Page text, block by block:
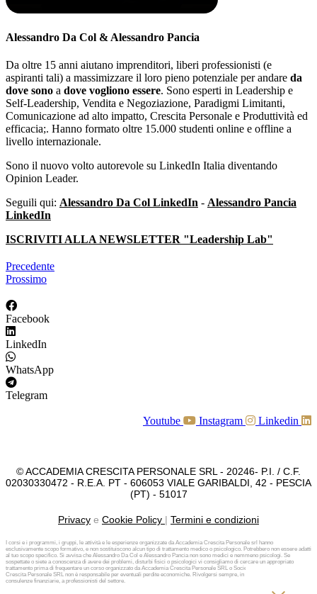
Alessandro Da Col & Alessandro Pancia
Da oltre 15 anni aiutano imprenditori, liberi professionisti (e
aspiranti tali) a massimizzare il loro pieno potenziale per andare da
dove sono a dove vogliono essere. Sono esperti in Leadership e
Self-Leadership, Vendita e Negoziazione, Paradigmi Limitanti,
Comunicazione ad alto impatto, Crescita Personale e Produttività ed
efficacia;. Hanno formato oltre 15.000 studenti online e offline a
livello internazionale.
Sono il nuovo volto autorevole su LinkedIn Italia diventando
Opinion Leader.
Seguili qui: Alessandro Da Col LinkedIn - Alessandro Pancia
LinkedIn
ISCRIVITI ALLA NEWSLETTER "Leadership Lab"
Precedente
Prossimo
Facebook
LinkedIn
WhatsApp
Telegram
Youtube Instagram Linkedin
© ACCADEMIA CRESCITA PERSONALE SRL - 20246- P.I. / C.F.
02030330472 - R.E.A. PT - 606053 VIALE GARIBALDI, 42 - PESCIA
(PT) - 51017
Privacy e Cookie Policy | Termini e condizioni
I corsi e i programmi, i gruppi, le attività e le esperienze organizzate da Accademia Crescita Personale srl hanno
esclusivamente scopo formativo, e non sostituiscono alcun tipo di trattamento medico o psicologico. Potrebbero non essere adatti
al tuo scopo specifico. Si avvisa che Alessandro Da Col e Alessandro Pancia non sono medici e nemmeno psicologi. Se
sospettate o siete a conoscenza di avere dei problemi, disturbi fisici o psicologici vi consigliamo di cercare un appropriato
trattamento prima di frequentare un corso organizzato da Accademia Crescita Personale SRL o Società diversa. Accademia
Crescita Personale SRL non è responsabile per eventuali perdite economiche. Rivolgersi sempre, in caso di investimenti e
consulenze finanziarie, a professionisti del settore.